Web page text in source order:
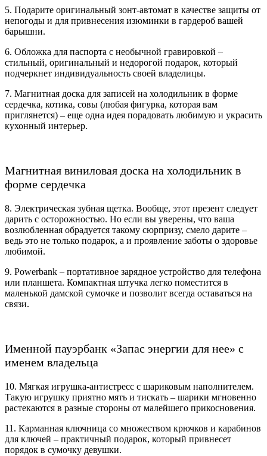
5. Подарите оригинальный зонт-автомат в качестве защиты от
непогоды и для привнесения изюминки в гардероб вашей
барышни.
6. Обложка для паспорта с необычной гравировкой –
стильный, оригинальный и недорогой подарок, который
подчеркнет индивидуальность своей владелицы.
7. Магнитная доска для записей на холодильник в форме
сердечка, котика, совы (любая фигурка, которая вам
приглянется) – еще одна идея порадовать любимую и украсить
кухонный интерьер.
Магнитная виниловая доска на холодильник в
форме сердечка
8. Электрическая зубная щетка. Вообще, этот презент следует
дарить с осторожностью. Но если вы уверены, что ваша
возлюбленная обрадуется такому сюрпризу, смело дарите –
ведь это не только подарок, а и проявление заботы о здоровье
любимой.
9. Powerbank – портативное зарядное устройство для телефона
или планшета. Компактная штучка легко поместится в
маленькой дамской сумочке и позволит всегда оставаться на
связи.
Именной пауэрбанк «Запас энергии для нее» с
именем владельца
10. Мягкая игрушка-антистресс с шариковым наполнителем.
Такую игрушку приятно мять и тискать – шарики мгновенно
растекаются в разные стороны от малейшего прикосновения.
11. Карманная ключница со множеством крючков и карабинов
для ключей – практичный подарок, который привнесет
порядок в сумочку девушки.